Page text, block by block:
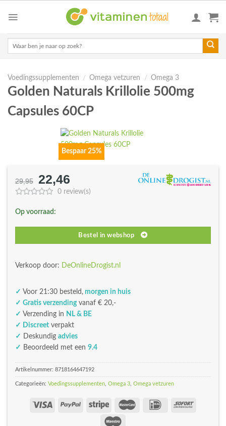
Voedingssupplementen / Omega vetzuren / Omega 3
Golden Naturals Krillolie 500mg
Capsules 60CP
Bespaar 25%
29,95
Oorspronkelijke
prijs
€29,95.
22,46
prijs
0 review(s)
Op voorraad:
Bestel in webshop
Verkoop door: DeOnlineDrogist.nl
✓ Voor 21:30 besteld, morgen in huis
✓ Gratis verzendingvanaf € 20,-
✓ Verzending in NL & BE
✓ Discreet verpakt
✓
Deskundig advies
✓ Beoordeeld met een 9.4
Artikelnummer: 8718164647192
Categorieën: Voedingssupplementen Omega 3 Omega vetzuren